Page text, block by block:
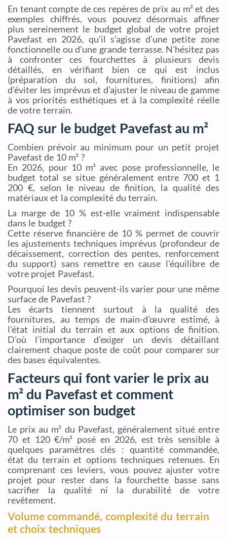
En tenant compte de ces repères de prix au m² et des
exemples chiffrés, vous pouvez désormais affiner
plus sereinement le budget global de votre projet
Pavefast en 2026, qu’il s’agisse d’une petite zone
fonctionnelle ou d’une grande terrasse. N’hésitez pas
à confronter ces fourchettes à plusieurs devis
détaillés, en vérifiant bien ce qui est inclus
(préparation du sol, fournitures, finitions) afin
d’éviter les imprévus et d’ajuster le niveau de gamme
à vos priorités esthétiques et à la complexité réelle
de votre terrain.
FAQ sur le budget Pavefast au m²
Combien prévoir au minimum pour un petit projet
Pavefast de 10 m² ?
En 2026, pour 10 m² avec pose professionnelle, le
budget total se situe généralement entre 700 et 1
200 €, selon le niveau de finition, la qualité des
matériaux et la complexité du terrain.
La marge de 10 % est-elle vraiment indispensable
dans le budget ?
Cette réserve financière de 10 % permet de couvrir
les ajustements techniques imprévus (profondeur de
décaissement, correction des pentes, renforcement
du support) sans remettre en cause l’équilibre de
votre projet Pavefast.
Pourquoi les devis peuvent-ils varier pour une même
surface de Pavefast ?
Les écarts tiennent surtout à la qualité des
fournitures, au temps de main-d’œuvre estimé, à
l’état initial du terrain et aux options de finition.
D’où l’importance d’exiger un devis détaillant
clairement chaque poste de coût pour comparer sur
des bases équivalentes.
Facteurs qui font varier le prix au
m² du Pavefast et comment
optimiser son budget
Le prix au m² du Pavefast, généralement situé entre
70 et 120 €/m² posé en 2026, est très sensible à
quelques paramètres clés : quantité commandée,
état du terrain et options techniques retenues. En
comprenant ces leviers, vous pouvez ajuster votre
projet pour rester dans la fourchette basse sans
sacrifier la qualité ni la durabilité de votre
revêtement.
Volume commandé, complexité du terrain
et choix techniques